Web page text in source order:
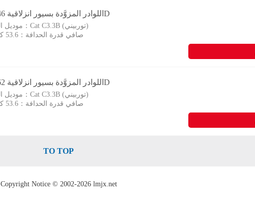
Cat اللوادر المزوَّدة بسيور انزلاقية 246D
موديل المحرك：
Cat C3.3B (توربيني)
صافي قدرة الحدافة： 53.6 كيلووات
Cat اللوادر المزوَّدة بسيور انزلاقية 262D
موديل المحرك：
Cat C3.3B (توربيني)
صافي قدرة الحدافة： 53.6 كيلووات
TO TOP
Copyright Notice © 2002-2026 lmjx.net